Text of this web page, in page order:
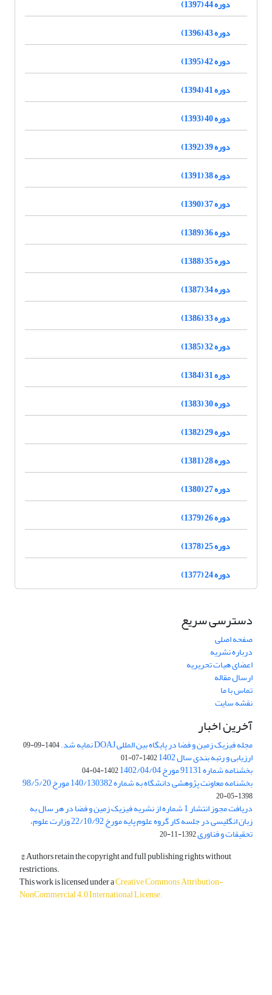
دوره 44 (1397)
دوره 43 (1396)
دوره 42 (1395)
دوره 41 (1394)
دوره 40 (1393)
دوره 39 (1392)
دوره 38 (1391)
دوره 37 (1390)
دوره 36 (1389)
دوره 35 (1388)
دوره 34 (1387)
دوره 33 (1386)
دوره 32 (1385)
دوره 31 (1384)
دوره 30 (1383)
دوره 29 (1382)
دوره 28 (1381)
دوره 27 (1380)
دوره 26 (1379)
دوره 25 (1378)
دوره 24 (1377)
دسترسی سریع
صفحه اصلی
درباره نشریه
اعضای هیات تحریریه
ارسال مقاله
تماس با ما
نقشه سایت
آخرین اخبار
مجله فیزیک زمین و فضا در پایگاه بین المللی DOAJ نمایه شد. 1404-09-09
ارزیابی و رتبه بندی سال 1402 1402-07-01
بخشنامه شماره 91131 مورخ 1402/04/04 1402-04-04
بخشنامه معاونت پژوهشی دانشگاه به شماره 140/130382 مورخ 98/5/20
1398-05-20
دریافت مجوز انتشار 1 شماره از نشریه فیزیک زمین و فضا در هر سال به
زبان انگلیسی در جلسه کار گروه علوم پایه مورخ 22/10/92 وزارت علوم،
تحقیقات و فناوری1392-11-20
© Authors retain the copyright and full publishing rights without
restrictions.
This work is licensed under aCreative Commons Attribution-
NonCommercial 4.0 International License.